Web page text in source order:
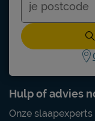
Hulp of advies
Onze